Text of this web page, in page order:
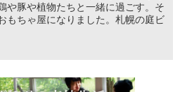
や豚や植物たちと一緒に過ごす。そ
もちゃ屋になりました。札幌の庭ビ